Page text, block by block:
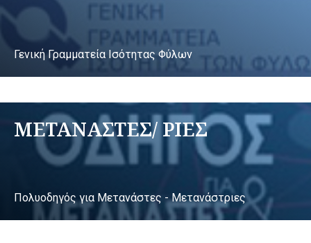
Γενική Γραμματεία Ισότητας Φύλων
ΜΕΤΑΝΑΣΤΕΣ/ ΡΙΕΣ
Πολυοδηγός για Μετανάστες - Μετανάστριες